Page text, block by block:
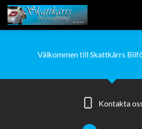
Välkommen till Skattkärrs
Kontakta